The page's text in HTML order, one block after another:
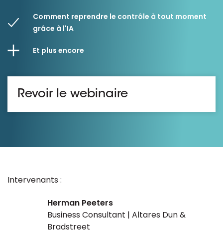
Comment reprendre le contrôle à tout moment
grâce à l'IA
Et plus encore
Revoir le webinaire
Intervenants :
Herman Peeters
Business Consultant | Altares Dun &
Bradstreet